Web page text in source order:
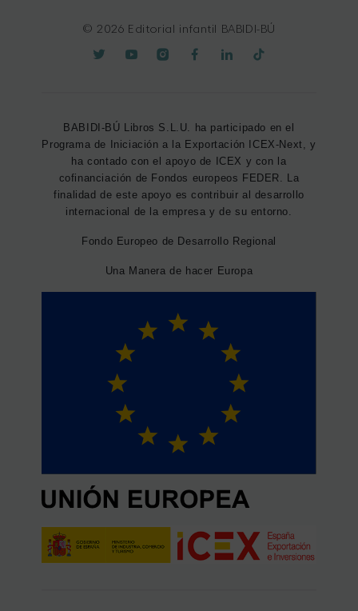
© 2026 Editorial infantil BABIDI-BÚ
BABIDI-BÚ Libros S.L.U. ha participado en el
Programa de Iniciación a la Exportación ICEX-Next, y
ha contado con el apoyo de ICEX y con la
cofinanciación de Fondos europeos FEDER. La
finalidad de este apoyo es contribuir al desarrollo
internacional de la empresa y de su entorno.
Fondo Europeo de Desarrollo Regional
Una Manera de hacer Europa